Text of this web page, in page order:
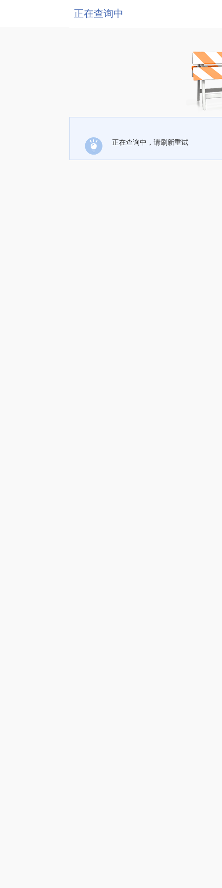
正在查询中
正在查询中，请刷新重试